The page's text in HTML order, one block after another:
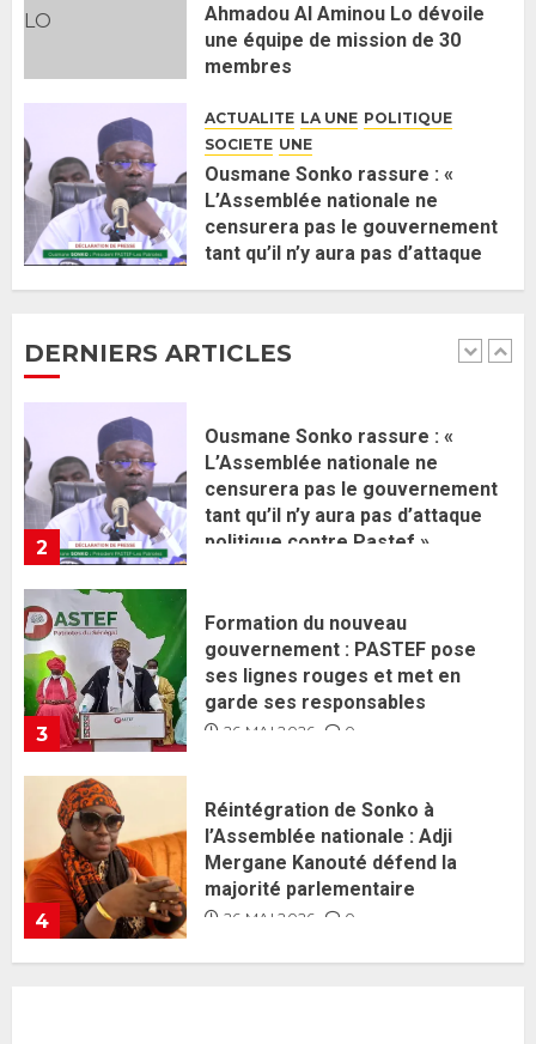
Ahmadou Al Aminou Lo dévoile
une équipe de mission de 30
membres
ACTUALITE LA UNE POLITIQUE
SOCIETE UNE
Ousmane Sonko rassure : «
L’Assemblée nationale ne
censurera pas le gouvernement
tant qu’il n’y aura pas d’attaque
DERNIERS ARTICLES
1
Gouvernement Diomaye II :
une équipe de mission de 30
membres
2 JUIN 2026 0
2
Ousmane Sonko rassure : «
politique contre Pastef »
3
Formation du nouveau
gouvernement : PASTEF pose
ses lignes rouges et met en
garde ses responsables
26 MAI 2026 0
4
Réintégration de Sonko à
l’Assemblée nationale : Adji
Mergane Kanouté défend la
majorité parlementaire
26 MAI 2026 0
5
Guy Marius Sagna inquiet après la
nomination d’Al Aminou Lo : «
J’espère me tromper »
26 MAI 2026 0